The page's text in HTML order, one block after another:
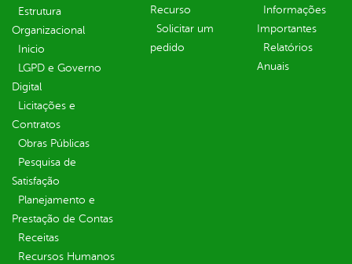
Estrutura
Organizacional
Inicio
LGPD e Governo
Digital
Licitações e
Contratos
Obras Públicas
Pesquisa de
Satisfação
Planejamento e
Prestação de Contas
Receitas
Recursos Humanos
Recurso
Solicitar um
pedido
Informações
Importantes
Relatórios
Anuais